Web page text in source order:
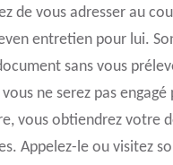
de vous adresser au
entretien pour lui.
sans vous
ne serez pas
vous obtiendrez votre
Appelez-le ou visitez